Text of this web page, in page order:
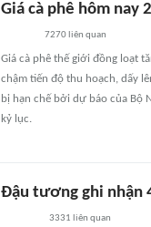
Giá cà phê hôm nay
7270 liên quan
Giá cà phê thế giới đồng loạt
chậm tiến độ thu hoạch, dấy
bị hạn chế bởi dự báo của Bộ
kỷ lục.
Đậu tương ghi nhận
3331 liên quan